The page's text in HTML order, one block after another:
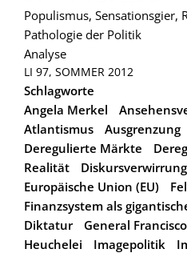
Populismus, Sensationsgier,
Pathologie der Politik
Analyse
LI 97, SOMMER 2012
Schlagworte
Angela Merkel
Atlantismus
Ausgrenzung
Deregulierte Märkte
Realität
Diskursverwirrung
Europäische Union (EU)
Finanzsystem als
Diktatur
General
Heuchelei
Imagepolitik